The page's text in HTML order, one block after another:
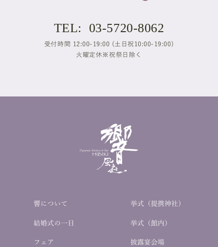
TEL: 03-5720-8062
受付時間 12:00-19:00 (土日祝10:00-19:00)
火曜定休※祝祭日除く
響について
結婚式の一日
フェア
挙式（提携神社）
挙式（館内）
披露宴会場